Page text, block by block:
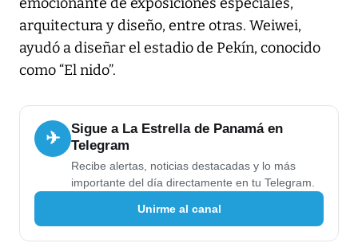
emocionante de exposiciones especiales,
arquitectura y diseño, entre otras. Weiwei,
ayudó a diseñar el estadio de Pekín, conocido
como “El nido”.
✈
Sigue a La Estrella de Panamá en
Telegram
Recibe alertas, noticias destacadas y lo más
importante del día directamente en tu Telegram.
Unirme al canal